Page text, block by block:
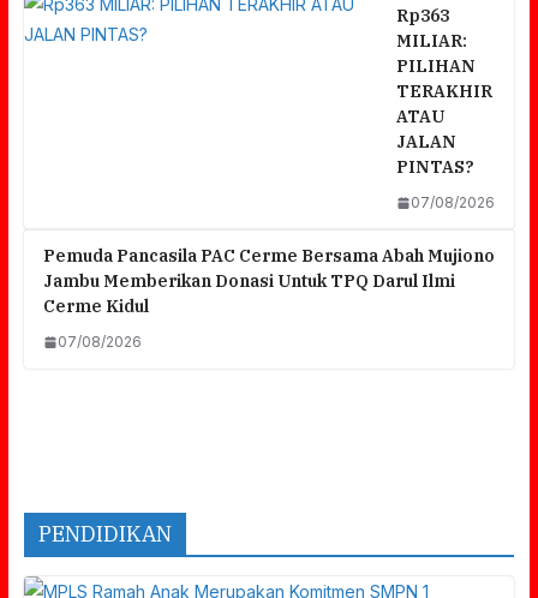
Rp363
MILIAR:
PILIHAN
TERAKHIR
ATAU
JALAN
PINTAS?
07/08/2026
Pemuda Pancasila PAC Cerme Bersama Abah Mujiono
Jambu Memberikan Donasi Untuk TPQ Darul Ilmi
Cerme Kidul
07/08/2026
PENDIDIKAN